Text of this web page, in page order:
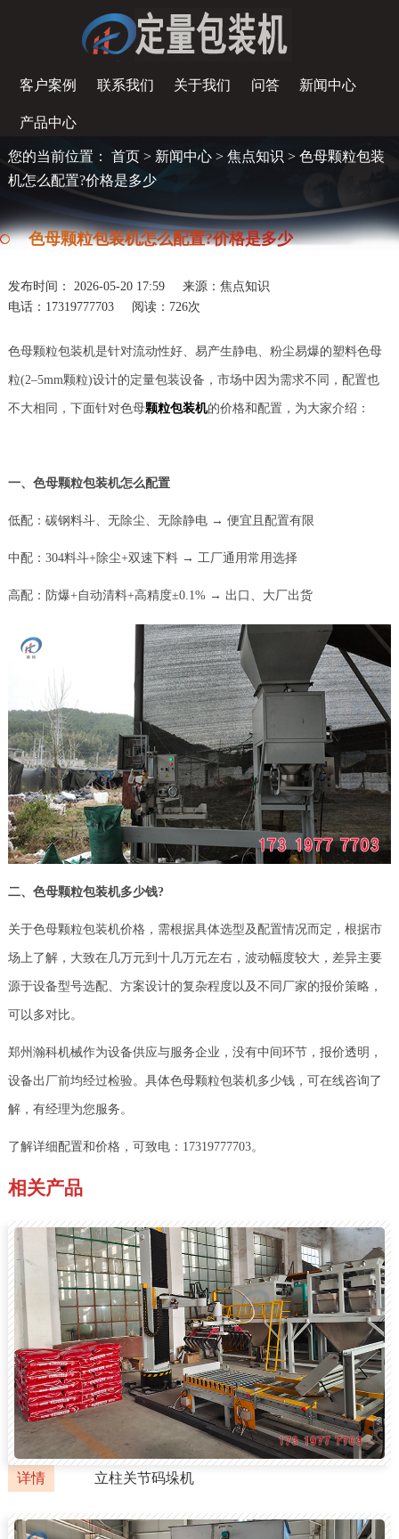
客户案例 联系我们 关于我们 问答 新闻中心
产品中心
您的当前位置： 首页> 新闻中心> 焦点知识 > 色母颗粒包装
机怎么配置?价格是多少
色母颗粒包装机怎么配置?价格是多少
发布时间： 2026-05-20 17:59
来源：焦点知识
电话：17319777703
阅读： 726次
色母颗粒包装机是针对流动性好、易产生静电、粉尘易爆的塑料色母
粒(2–5mm颗粒)设计的定量包装设备，市场中因为需求不同，配置也
不大相同，下面针对色母颗粒包装机的价格和配置，为大家介绍：
一、色母颗粒包装机怎么配置
低配：碳钢料斗、无除尘、无除静电 → 便宜且配置有限
中配：304料斗+除尘+双速下料 → 工厂通用常用选择
高配：防爆+自动清料+高精度±0.1% → 出口、大厂出货
二、色母颗粒包装机多少钱?
关于色母颗粒包装机价格，需根据具体选型及配置情况而定，根据市
场上了解，大致在几万元到十几万元左右，波动幅度较大，差异主要
源于设备型号选配、方案设计的复杂程度以及不同厂家的报价策略，
可以多对比。
郑州瀚科机械作为设备供应与服务企业，没有中间环节，报价透明，
设备出厂前均经过检验。具体色母颗粒包装机多少钱，可在线咨询了
解，有经理为您服务。
了解详细配置和价格，可致电：17319777703。
相关产品
详情 立柱关节码垛机